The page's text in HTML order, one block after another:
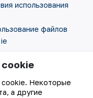
использования
файлов
данные
лента
cookie. Некоторые
а другие